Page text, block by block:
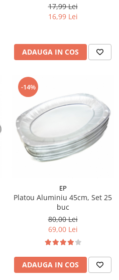
17,99 Lei
16,99 Lei
ADAUGA IN COS
-14%
EP
Platou Aluminiu 45cm, Set 25
buc
80,00 Lei
69,00 Lei
ADAUGA IN COS